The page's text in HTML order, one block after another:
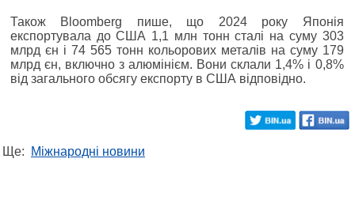
Також Bloomberg пише, що 2024 року Японія
експортувала до США 1,1 млн тонн сталі на суму 303
млрд єн і 74 565 тонн кольорових металів на суму 179
млрд єн, включно з алюмінієм. Вони склали 1,4% і 0,8%
від загального обсягу експорту в США відповідно.
Ще: Міжнародні новини